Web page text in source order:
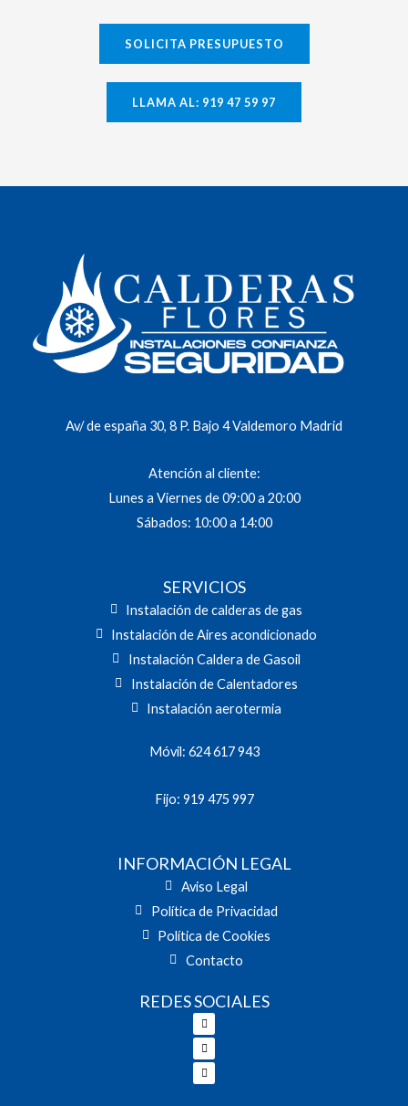
SOLICITA PRESUPUESTO
LLAMA AL: 919 47 59 97
Av/ de españa 30, 8 P. Bajo 4 Valdemoro Madrid
Atención al cliente:
Lunes a Viernes de 09:00 a 20:00
Sábados: 10:00 a 14:00
SERVICIOS
Instalación de calderas de gas
Instalación de Aires acondicionado
Instalación Caldera de Gasoil
Instalación de Calentadores
Instalación aerotermia
Móvil: 624 617 943
Fijo: 919 475 997
INFORMACIÓN LEGAL
Aviso Legal
Política de Privacidad
Política de Cookies
Contacto
REDES SOCIALES
Facebook
Twitter
Youtube